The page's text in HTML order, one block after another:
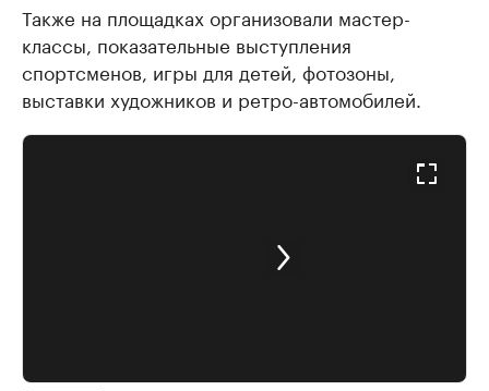
Также на площадках организовали мастер-
классы, показательные выступления
спортсменов, игры для детей, фотозоны,
выставки художников и ретро-автомобилей.